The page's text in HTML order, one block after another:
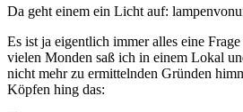
Da geht einem ein Licht auf:
Es ist ja eigentlich immer alles eine
vielen Monden saß ich in einem Lokal
nicht mehr zu ermittelnden Gründen
Köpfen hing das: